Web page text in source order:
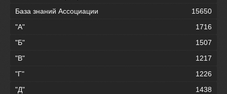
База знаний Ассоциации
15650
"А"
1716
"Б"
1507
"В"
1217
"Г"
1226
"Д"
1438